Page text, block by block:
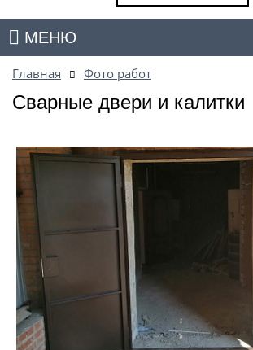
МЕНЮ
Главная Фото работ
Сварные двери и калитки